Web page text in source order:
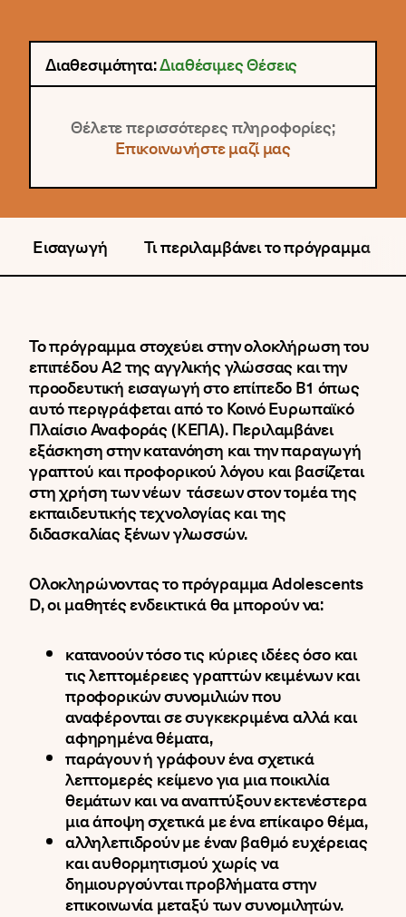
Διαθεσιμότητα:Διαθέσιμες Θέσεις
Θέλετε περισσότερες πληροφορίες;
Επικοινωνήστε μαζί μας
Εισαγωγή Τι περιλαμβάνει το πρόγραμμα
Το πρόγραμμα στοχεύει στην ολοκλήρωση του
επιπέδου Α2 της αγγλικής γλώσσας και την
προοδευτική εισαγωγή στο επίπεδο Β1 όπως
αυτό περιγράφεται από το Κοινό Ευρωπαϊκό
Πλαίσιο Αναφοράς (ΚΕΠΑ). Περιλαμβάνει
εξάσκηση στην κατανόηση και την παραγωγή
γραπτού και προφορικού λόγου και βασίζεται
στη χρήση των νέων τάσεων στον τομέα της
εκπαιδευτικής τεχνολογίας και της
διδασκαλίας ξένων γλωσσών.
Ολοκληρώνοντας το πρόγραμμα Adolescents
D, οι μαθητές ενδεικτικά θα μπορούν να:
κατανοούν τόσο τις κύριες ιδέες όσο και
τις λεπτομέρειες γραπτών κειμένων και
προφορικών συνομιλιών που
αναφέρονται σε συγκεκριμένα αλλά και
αφηρημένα θέματα,
παράγουν ή γράφουν ένα σχετικά
λεπτομερές κείμενο για μια ποικιλία
θεμάτων και να αναπτύξουν εκτενέστερα
μια άποψη σχετικά με ένα επίκαιρο θέμα,
αλληλεπιδρούν με έναν βαθμό ευχέρειας
και αυθορμητισμού χωρίς να
δημιουργούνται προβλήματα στην
επικοινωνία μεταξύ των συνομιλητών.